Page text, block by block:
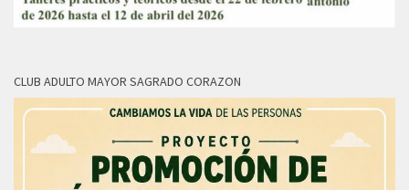
CLUB ADULTO MAYOR SAGRADO CORAZON